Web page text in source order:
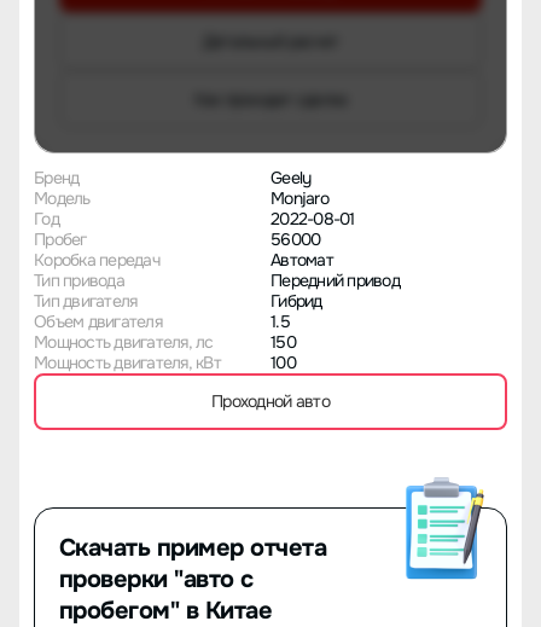
Бренд
Geely
Модель
Monjaro
Год
2022-08-01
Пробег
56000
Коробка передач
Автомат
Тип привода
Передний привод
Тип двигателя
Гибрид
Объем двигателя
1.5
Мощность двигателя, лс
150
Мощность двигателя, кВт
100
Проходной авто
Скачать пример отчета
проверки "авто с
пробегом" в Китае